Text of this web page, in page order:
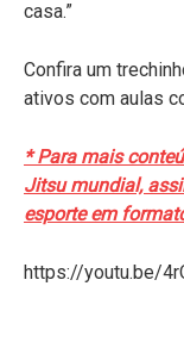
casa.”
Confira um
ativos com aulas
* Para mais
Jitsu mundial,
esporte em
https://youtu.be/